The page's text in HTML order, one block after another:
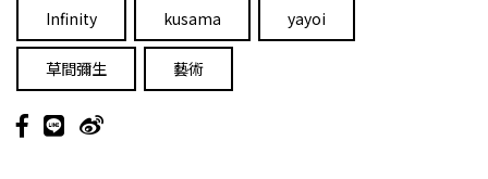
Infinity kusama yayoi
草間彌生 藝術